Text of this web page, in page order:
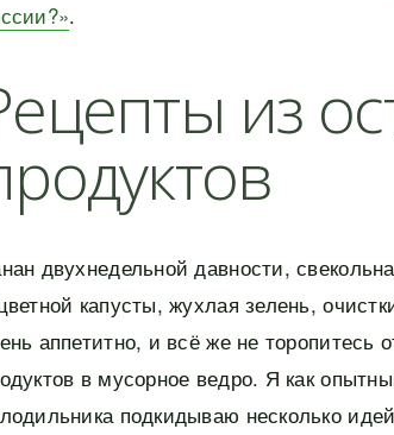
.
из
двухнедельной давности,
капусты, жухлая зелень,
аппетитно, и всё же не торопитесь
в мусорное ведро. Я как
подкидываю несколько